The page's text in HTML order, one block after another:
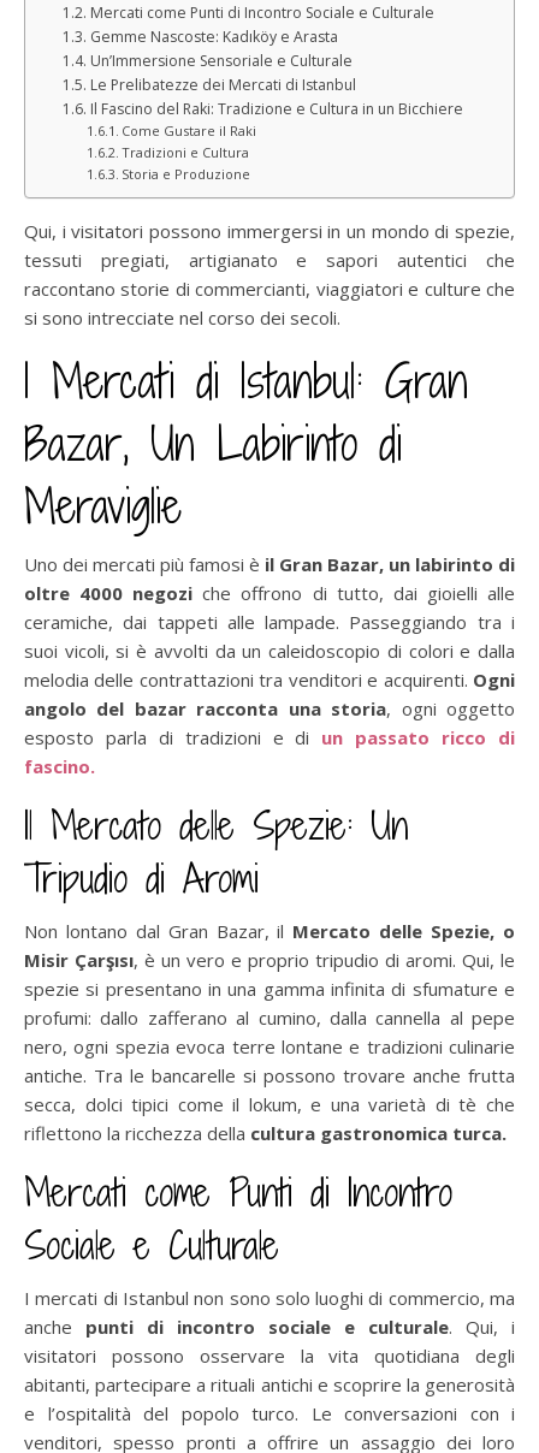
Mercati come Punti di Incontro Sociale e Culturale
Gemme Nascoste: Kadıköy e Arasta
Un’Immersione Sensoriale e Culturale
Le Prelibatezze dei Mercati di Istanbul
Il Fascino del Raki: Tradizione e Cultura in un Bicchiere
Come Gustare il Raki
Tradizioni e Cultura
Storia e Produzione
Qui, i visitatori possono immergersi in un mondo di spezie,
tessuti pregiati, artigianato e sapori autentici che
raccontano storie di commercianti, viaggiatori e culture che
si sono intrecciate nel corso dei secoli.
I Mercati di Istanbul: Gran
Bazar, Un Labirinto di
Meraviglie
Uno dei mercati più famosi è il Gran Bazar, un labirinto di
oltre 4000 negoziche offrono di tutto, dai gioielli alle
ceramiche, dai tappeti alle lampade. Passeggiando tra i
suoi vicoli, si è avvolti da un caleidoscopio di colori e dalla
melodia delle contrattazioni tra venditori e acquirenti. Ogni
angolo del bazar racconta una storia, ogni oggetto
esposto parla di tradizioni e di un passato ricco di
fascino.
Il Mercato delle Spezie: Un
Tripudio di Aromi
Non lontano dal Gran Bazar, il Mercato delle Spezie, o
Misir Çarşısı, è un vero e proprio tripudio di aromi. Qui, le
spezie si presentano in una gamma infinita di sfumature e
profumi: dallo zafferano al cumino, dalla cannella al pepe
nero, ogni spezia evoca terre lontane e tradizioni culinarie
antiche. Tra le bancarelle si possono trovare anche frutta
secca, dolci tipici come il lokum, e una varietà di tè che
riflettono la ricchezza della cultura gastronomica turca.
Mercati come Punti di Incontro
Sociale e Culturale
I mercati di Istanbul non sono solo luoghi di commercio, ma
anche punti di incontro sociale e culturale. Qui, i
visitatori possono osservare la vita quotidiana degli
abitanti, partecipare a rituali antichi e scoprire la generosità
e l’ospitalità del popolo turco. Le conversazioni con i
venditori, spesso pronti a offrire un assaggio dei loro